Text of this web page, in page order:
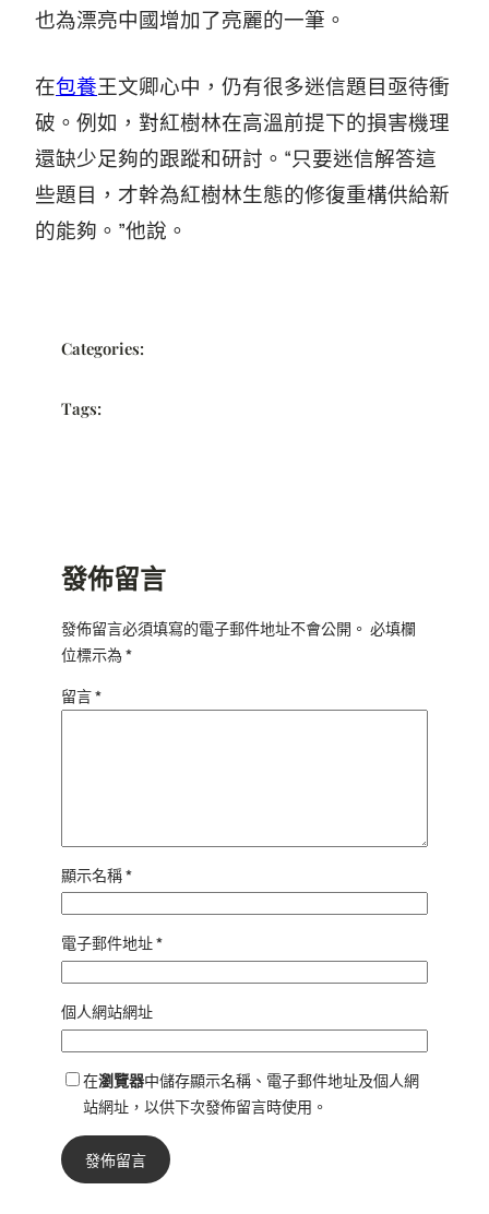
也為漂亮中國增加了亮麗的一筆。
在包養王文卿心中，仍有很多迷信題目亟待衝
破。例如，對紅樹林在高溫前提下的損害機理
還缺少足夠的跟蹤和研討。“只要迷信解答這
些題目，才幹為紅樹林生態的修復重構供給新
的能夠。”他說。
Categories:
Tags:
發佈留言
發佈留言必須填寫的電子郵件地址不會公開。 必填欄
位標示為*
留言*
顯示名稱*
電子郵件地址*
個人網站網址
在瀏覽器中儲存顯示名稱、電子郵件地址及個人網
站網址，以供下次發佈留言時使用。